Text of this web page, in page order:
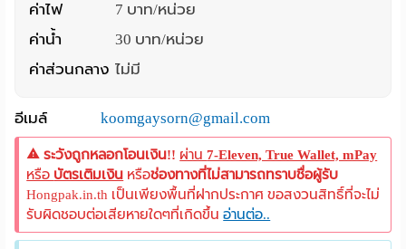
ค่าไฟ
7 บาท/หน่วย
ค่าน้ำ
30 บาท/หน่วย
ค่าส่วนกลาง ไม่มี
อีเมล์ koomgaysorn@gmail.com
ระวังถูกหลอกโอนเงิน!! ผ่าน7-Eleven, True Wallet, mPay
หรือ บัตรเติมเงิน หรือช่องทางที่ไม่สามารถทราบชื่อผู้รับ
Hongpak.in.th เป็นเพียงพื้นที่ฝากประกาศ ขอสงวนสิทธิ์ที่จะไม่
รับผิดชอบต่อเสียหายใดๆที่เกิดขึ้นอ่านต่อ..